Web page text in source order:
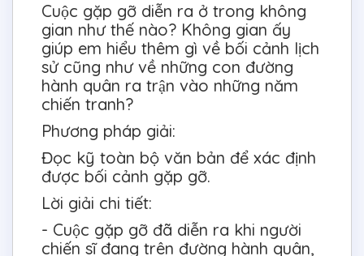
Cuộc gặp gỡ diễn ra ở trong không
gian như thế nào? Không gian ấy
giúp em hiểu thêm gì về bối cảnh lịch
sử cũng như về những con đường
hành quân ra trận vào những năm
chiến tranh?
Phương pháp giải:
Đọc kỹ toàn bộ văn bản để xác định
được bối cảnh gặp gỡ.
Lời giải chi tiết:
- Cuộc gặp gỡ đã diễn ra khi người
chiến sĩ đang trên đường hành quân,